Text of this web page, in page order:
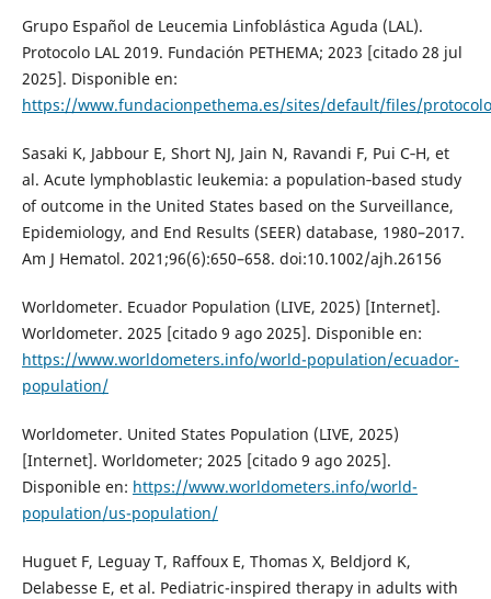
Grupo Español de Leucemia Linfoblástica Aguda (LAL).
Protocolo LAL 2019. Fundación PETHEMA; 2023 [citado 28 jul
2025]. Disponible en:
https://www.fundacionpethema.es/sites/default/files/
Sasaki K, Jabbour E, Short NJ, Jain N, Ravandi F, Pui C‑H, et
al. Acute lymphoblastic leukemia: a population‑based study
of outcome in the United States based on the Surveillance,
Epidemiology, and End Results (SEER) database, 1980–2017.
Am J Hematol. 2021;96(6):650–658. doi:10.1002/ajh.26156
Worldometer. Ecuador Population (LIVE, 2025) [Internet].
Worldometer. 2025 [citado 9 ago 2025]. Disponible en:
https://www.worldometers.info/world-population/ecuador-
population/
Worldometer. United States Population (LIVE, 2025)
[Internet]. Worldometer; 2025 [citado 9 ago 2025].
Disponible en: https://www.worldometers.info/world-
population/us-population/
Huguet F, Leguay T, Raffoux E, Thomas X, Beldjord K,
Delabesse E, et al. Pediatric-inspired therapy in adults with